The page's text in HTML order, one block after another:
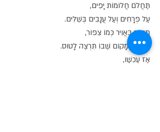
תַּחֲלֹם חֲלוֹמוֹת יָפִים,
עַל פְּרָחִים וְעַל עֲנָבִים בְּשֵׁלִים.
תָּטוּס בָּאֲוִיר כְּמוֹ צִפּוֹר,
וְתַגִּיעַ לַמָּקוֹם שֶׁבּוֹ תִּרְצֶה לָטוּס.
אָז עַכְשָׁו,